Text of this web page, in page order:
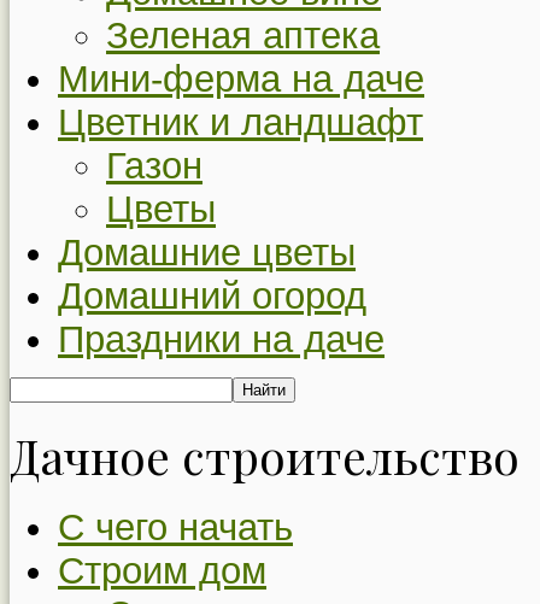
Зеленая аптека
Мини-ферма на даче
Цветник и ландшафт
Газон
Цветы
Домашние цветы
Домашний огород
Праздники на даче
Дачное строительство
С чего начать
Строим дом